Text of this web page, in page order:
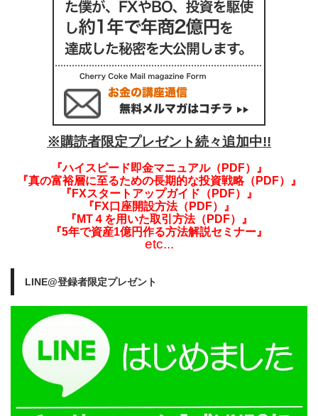
※購読者限定プレゼント続々追加中!!
『ハイスピード即金マニュアル（PDF）』
『真の富裕層に至るための長期的な投資戦略（PDF）』
『FXスタートアップガイド（PDF）』
『FX口座開設方法（PDF）』
『MT４を用いた取引方法（PDF）』
『5年で資産1億円作る方法解説セミナー』
etc...
LINE@登録者限定プレゼント